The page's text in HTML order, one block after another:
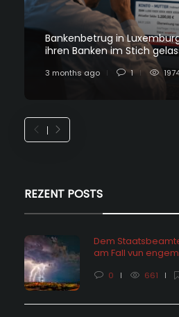
Bankenbetrug in
ihren Banken im Stich
3 months ago 1
REZENT POSTS
Dem
am Fall vun
0 661